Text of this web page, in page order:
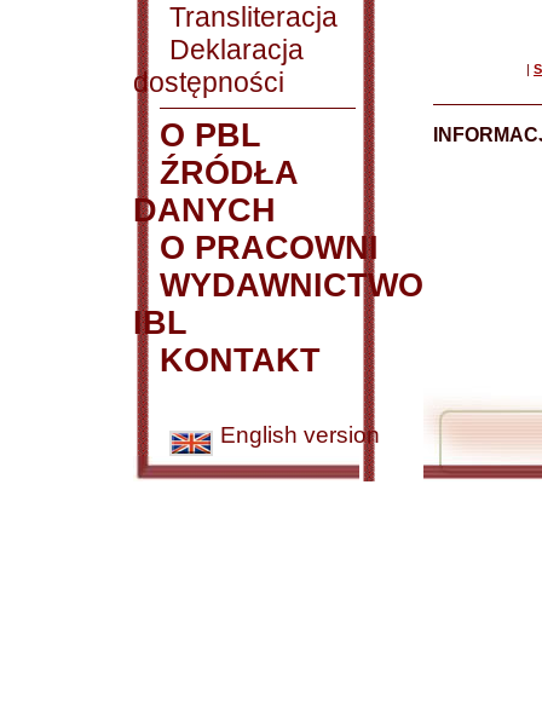
Transliteracja
Deklaracja
dostępności
O PBL
ŹRÓDŁA
DANYCH
O PRACOWNI
WYDAWNICTWO
IBL
KONTAKT
English version
|